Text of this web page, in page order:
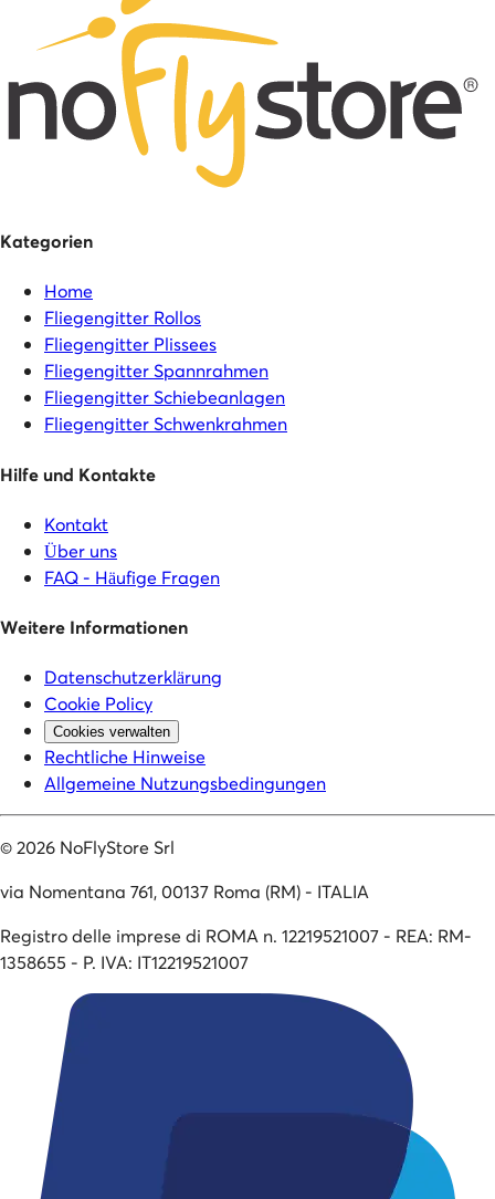
Kategorien
Home
Fliegengitter Rollos
Fliegengitter Plissees
Fliegengitter Spannrahmen
Fliegengitter Schiebeanlagen
Fliegengitter Schwenkrahmen
Hilfe und Kontakte
Kontakt
Über uns
FAQ - Häufige Fragen
Weitere Informationen
Datenschutzerklärung
Cookie Policy
Cookies verwalten
Rechtliche Hinweise
Allgemeine Nutzungsbedingungen
©2026 NoFlyStore Srl
via Nomentana 761, 00137 Roma (RM) - ITALIA
Registro delle imprese di ROMA n. 12219521007 - REA: RM-
1358655 - P. IVA: IT12219521007